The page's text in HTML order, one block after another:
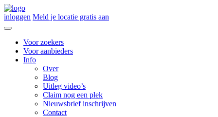
inloggen Meld je locatie gratis aan
Voor zoekers
Voor aanbieders
Info
Over
Blog
Uitleg video’s
Claim nog een plek
Nieuwsbrief inschrijven
Contact